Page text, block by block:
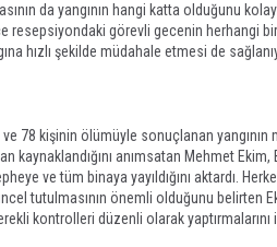
da yangının hangi katta olduğunu
resepsiyondaki görevli gecenin herhangi
hızlı şekilde müdahale etmesi de
78 kişinin ölümüyle sonuçlanan yangının
anımsatan Mehmet Ekim,
ve tüm binaya yayıldığını aktardı.
tutulmasının önemli olduğunu belirten
kontrolleri düzenli olarak yaptırmalarını